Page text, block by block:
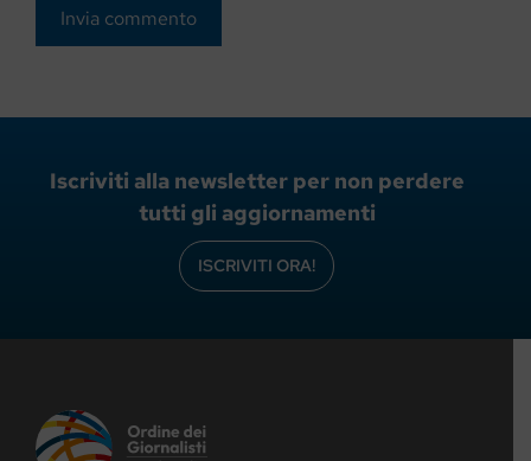
Iscriviti alla newsletter per non perdere
tutti gli aggiornamenti
ISCRIVITI ORA!